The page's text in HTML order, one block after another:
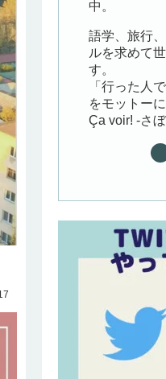
中。
語学、旅行
ルを求めて
す。
「行った人
をモットー
Ça voir! -さ